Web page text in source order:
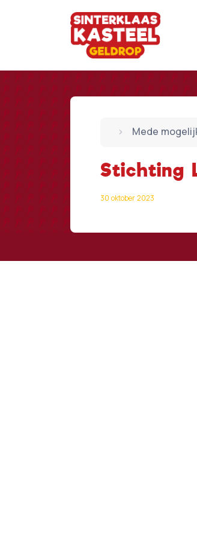
Mede
Stichting
30 oktober 2023